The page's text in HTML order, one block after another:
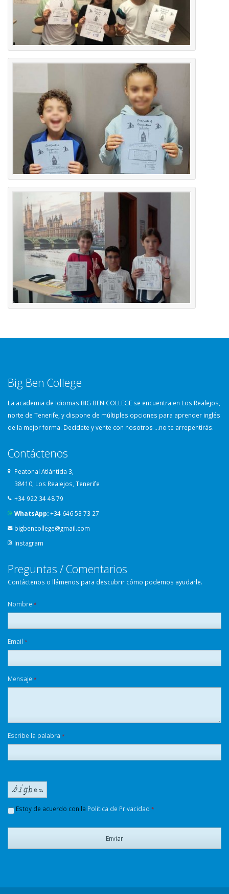
Big Ben College
La academia de Idiomas BIG BEN COLLEGE se encuentra en Los Realejos,
norte de Tenerife, y dispone de múltiples opciones para aprender inglés
de la mejor forma. Decídete y vente con nosotros …no te arrepentirás.
Contáctenos
Peatonal Atlántida 3,
38410, Los Realejos, Tenerife
+34 922 34 48 79
WhatsApp:+34 646 53 73 27
bigbencollege@gmail.com
Instagram
Preguntas / Comentarios
Contáctenos o llámenos para descubrir cómo podemos ayudarle.
Nombre *
Email *
Mensaje *
Escribe la palabra *
Estoy de acuerdo con la Politica de Privacidad *
Enviar